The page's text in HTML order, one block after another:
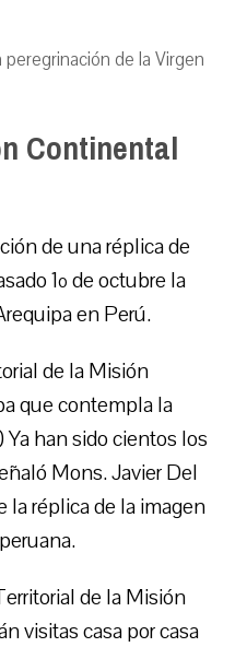
de la Virgen
Continental
de una réplica de
1º de octubre la
en Perú.
de la Misión
que contempla la
han sido cientos los
Mons. Javier Del
la réplica de la imagen
de la Misión
visitas casa por casa